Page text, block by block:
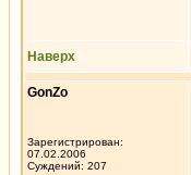
Наверх
GonZo
Зарегистрирован:
07.02.2006
Суждений: 207